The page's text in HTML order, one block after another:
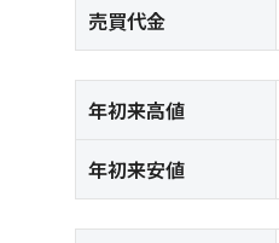
売買代金
年初来高値
年初来安値